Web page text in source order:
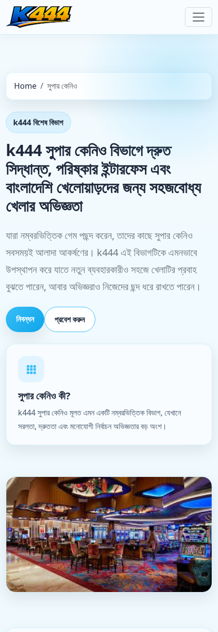
Home সুপার কেনিও
k444 বিশেষ বিভাগ
k444 সুপার কেনিও বিভাগে দ্রুত
সিদ্ধান্ত, পরিষ্কার ইন্টারফেস এবং
বাংলাদেশি খেলোয়াড়দের জন্য সহজবোধ্য
খেলার অভিজ্ঞতা
যারা নম্বরভিত্তিক গেম পছন্দ করেন, তাদের কাছে সুপার কেনিও
সবসময়ই আলাদা আকর্ষণের। k444 এই বিভাগটিকে এমনভাবে
উপস্থাপন করে যাতে নতুন ব্যবহারকারীও সহজে খেলাটির প্রবাহ
বুঝতে পারেন, আবার অভিজ্ঞরাও নিজেদের ছন্দ ধরে রাখতে পারেন।
নিবন্ধন প্রবেশ করুন
সুপার কেনিও কী?
k444 সুপার কেনিও মূলত এমন একটি নম্বরভিত্তিক বিভাগ, যেখানে
সরলতা, দ্রুততা এবং মনোযোগী নির্বাচন অভিজ্ঞতার বড় অংশ।